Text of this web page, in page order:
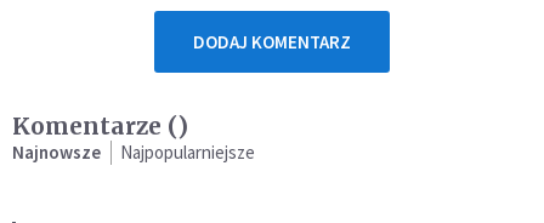
DODAJ KOMENTARZ
Komentarze ()
Najnowsze Najpopularniejsze